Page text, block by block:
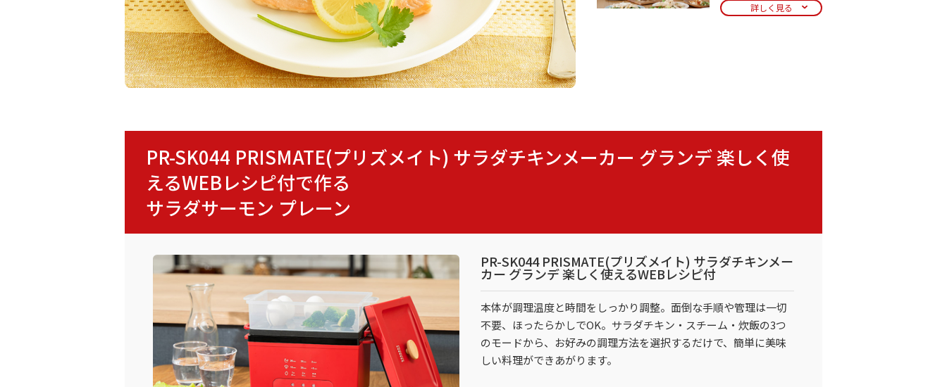
詳しく見る
PR-SK044 PRISMATE(プリズメイト) サラダチキンメーカー グランデ 楽しく使
えるWEBレシピ付で作る
サラダサーモン プレーン
PR-SK044 PRISMATE(プリズメイト) サラダチキンメー
カー グランデ 楽しく使えるWEBレシピ付
本体が調理温度と時間をしっかり調整。面倒な手順や管理は一切
不要、ほったらかしでOK。サラダチキン・スチーム・炊飯の3つ
のモードから、お好みの調理方法を選択するだけで、簡単に美味
しい料理ができあがります。